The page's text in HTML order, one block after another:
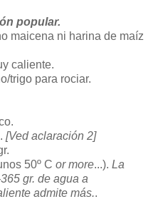
popular.
maicena ni harina de maíz
caliente.
trigo para rociar.
[Ved aclaración 2]
50º C or more...). La
gr. de agua a
admite más..